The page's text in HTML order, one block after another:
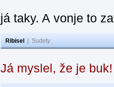
já taky. A vonje to
Ribisel Sudety
Já myslel, že je